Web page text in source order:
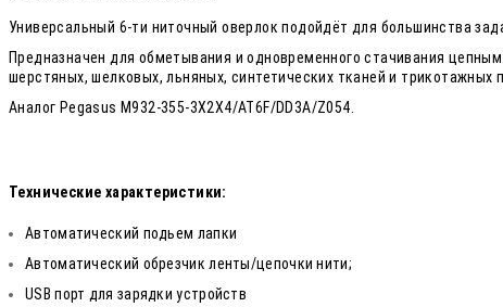
Универсальный 6-ти ниточный оверлок подойдёт для большинства
Предназначен для обметывания и одновременного стачивания
шерстяных, шелковых, льняных, синтетических тканей и трикотажных
Аналог Pegasus M932-355-3X2X4/AT6F/DD3A/Z054.
Технические характеристики:
Автоматический подьем лапки
Автоматический обрезчик ленты/цепочки нити;
USB порт для зарядки устройств